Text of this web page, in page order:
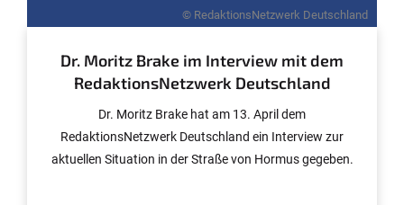
© RedaktionsNetzwerk Deutschland
Dr. Moritz Brake im Interview mit dem
RedaktionsNetzwerk Deutschland
Dr. Moritz Brake hat am 13. April dem
RedaktionsNetzwerk Deutschland ein Interview zur
aktuellen Situation in der Straße von Hormus gegeben.